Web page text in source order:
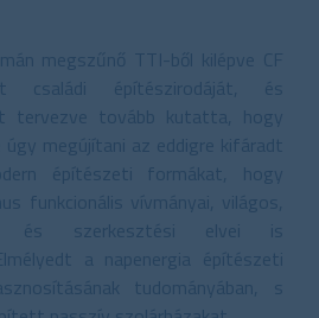
megszűnő TTI-ből kilépve CF
családi építészirodáját, és
tervezve tovább kutatta, hogy
megújítani az eddigre kifáradt
építészeti formákat, hogy
funkcionális vívmányai, világos,
és szerkesztési elvei is
a napenergia építészeti
tudományában, s